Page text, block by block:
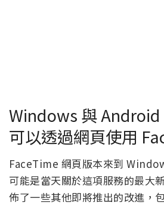
Windows 與
可以透過網頁使用
FaceTime 網頁版本來到
可能是當天關於這項服務的最大
佈了一些其他即將推出的改進，